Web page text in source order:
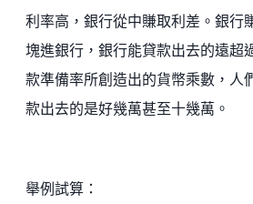
利率高，銀行從中賺取利差。銀行
塊進銀行，銀行能貸款出去的遠超
款準備率所創造出的貨幣乘數，人
款出去的是好幾萬甚至十幾萬。
舉例試算：